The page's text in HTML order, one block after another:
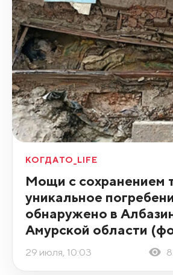
КОГДАТО_LIFE
Мощи с сохранением
уникальное
обнаружено в
Амурской области
29 июля, 10:03